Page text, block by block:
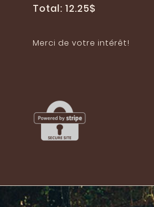
Total: 12.25$
Merci de votre intérêt!